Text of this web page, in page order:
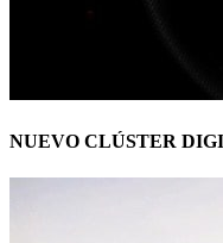
NUEVO CLÚSTER